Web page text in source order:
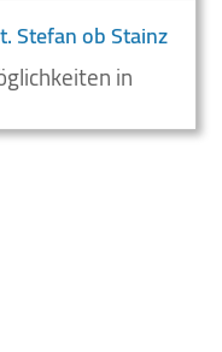
Stefan ob Stainz
in